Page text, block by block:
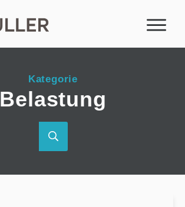
Kategorie
Belastung